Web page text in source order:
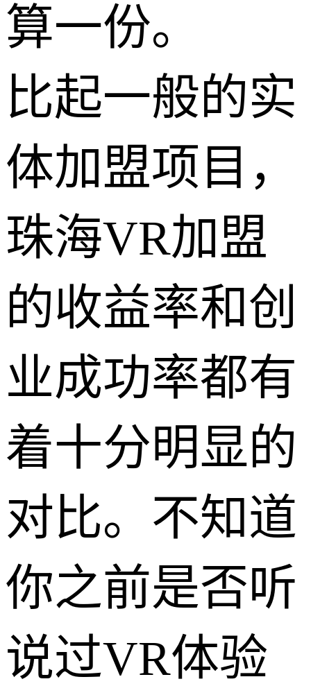
算一份。
比起一般的实
体加盟项目，
珠海VR加盟
的收益率和创
业成功率都有
着十分明显的
对比。不知道
你之前是否听
说过VR体验